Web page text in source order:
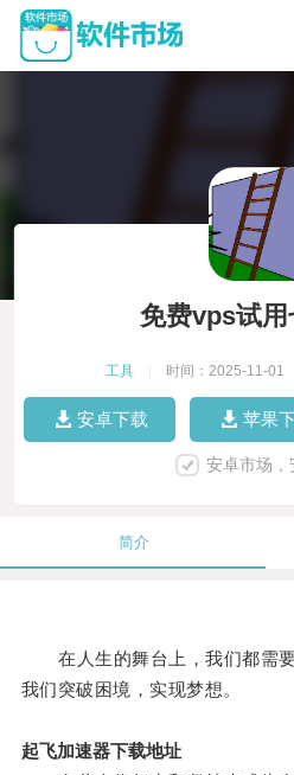
免费vps试用
工具 时间：2025-11-01
安卓下载 苹果
安卓市场，
简介
在人生的舞台上，我们都需要
我们突破困境，实现梦想。
起飞加速器下载地址